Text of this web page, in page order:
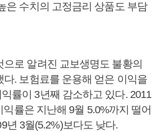
은 수치의 고정금리 상품도 부담
로 알려진 교보생명도 불황의
다. 보험료를 운용해 얻은 이익을
률이 3년째 감소하고 있다. 2011
률은 지난해 9월 5.0%까지 떨어
년 3월(5.2%)보다도 낮다.